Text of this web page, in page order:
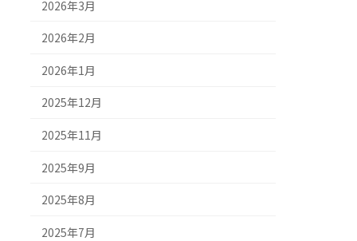
2026年3月
2026年2月
2026年1月
2025年12月
2025年11月
2025年9月
2025年8月
2025年7月